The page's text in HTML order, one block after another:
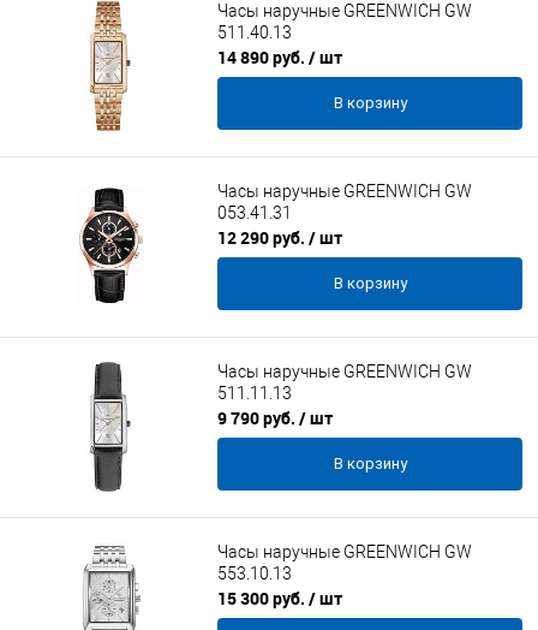
Часы наручные GREENWICH GW
511.40.13
14 890 руб. / шт
В корзину
Часы наручные GREENWICH GW
053.41.31
12 290 руб. / шт
В корзину
Часы наручные GREENWICH GW
511.11.13
9 790 руб. / шт
В корзину
Часы наручные GREENWICH GW
553.10.13
15 300 руб. / шт